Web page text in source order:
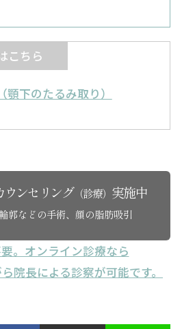
こちら
顎下のたるみ取り）
ウンセリング（診療） 実施中
郭などの手術、顔の脂肪吸引
。オンライン診療なら
院長による診察が可能です。